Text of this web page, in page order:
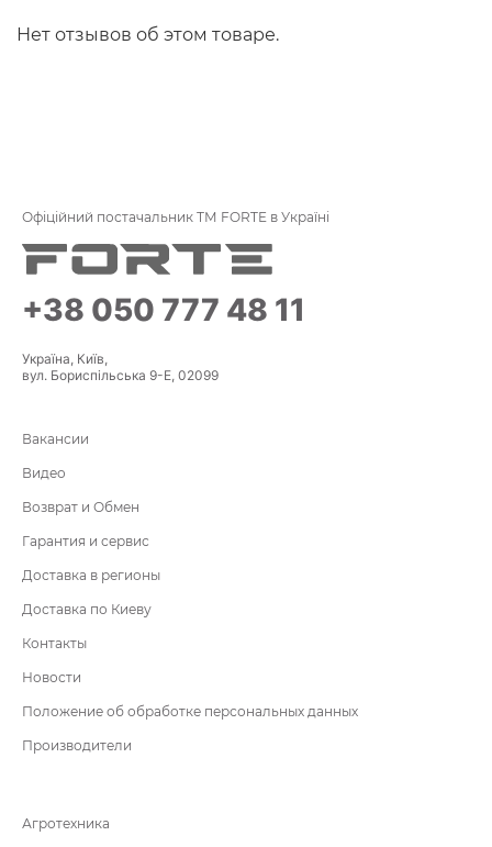
Нет отзывов об этом товаре.
Офіційний постачальник ТМ FORTE в Україні
+38 050 777 48 11
Україна, Київ,
вул. Бориспільська 9-Е, 02099
Вакансии
Видео
Возврат и Обмен
Гарантия и сервис
Доставка в регионы
Доставка по Киеву
Контакты
Новости
Положение об обработке персональных данных
Производители
Агротехника